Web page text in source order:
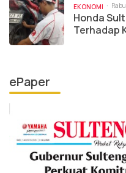
EKONOMI
Honda
Terhadap
ePaper